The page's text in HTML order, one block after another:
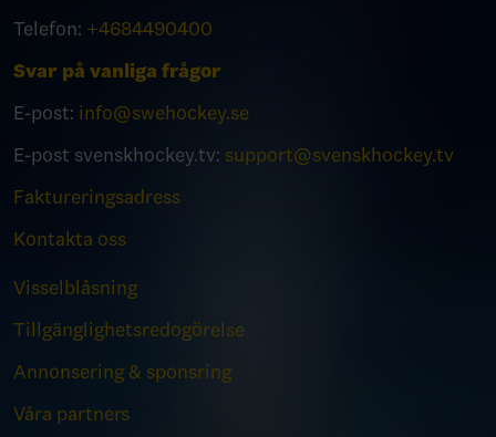
Telefon: +4684490400
Svar på vanliga frågor
E-post: info@swehockey.se
E-post svenskhockey.tv: support@svenskhockey.tv
Faktureringsadress
Kontakta oss
Visselblåsning
Tillgänglighetsredogörelse
Annonsering & sponsring
Våra partners